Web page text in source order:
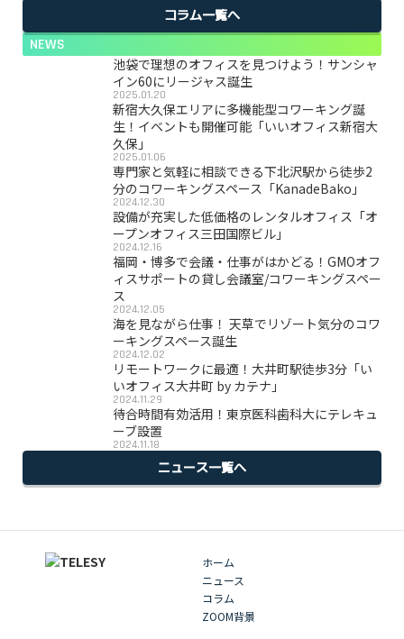
コラム一覧へ
NEWS
池袋で理想のオフィスを見つけよう！サンシャ
イン60にリージャス誕生
2025.01.20
新宿大久保エリアに多機能型コワーキング誕
生！イベントも開催可能「いいオフィス新宿大
久保」
2025.01.06
専門家と気軽に相談できる下北沢駅から徒歩2
分のコワーキングスペース「KanadeBako」
2024.12.30
設備が充実した低価格のレンタルオフィス「オ
ープンオフィス三田国際ビル」
2024.12.16
福岡・博多で会議・仕事がはかどる！GMOオフ
ィスサポートの貸し会議室/コワーキングスペー
ス
2024.12.05
海を見ながら仕事！ 天草でリゾート気分のコワ
ーキングスペース誕生
2024.12.02
リモートワークに最適！大井町駅徒歩3分「い
いオフィス大井町 by カテナ」
2024.11.29
待合時間有効活用！東京医科歯科大にテレキュ
ーブ設置
2024.11.18
ニュース一覧へ
ホーム
ニュース
コラム
ZOOM背景